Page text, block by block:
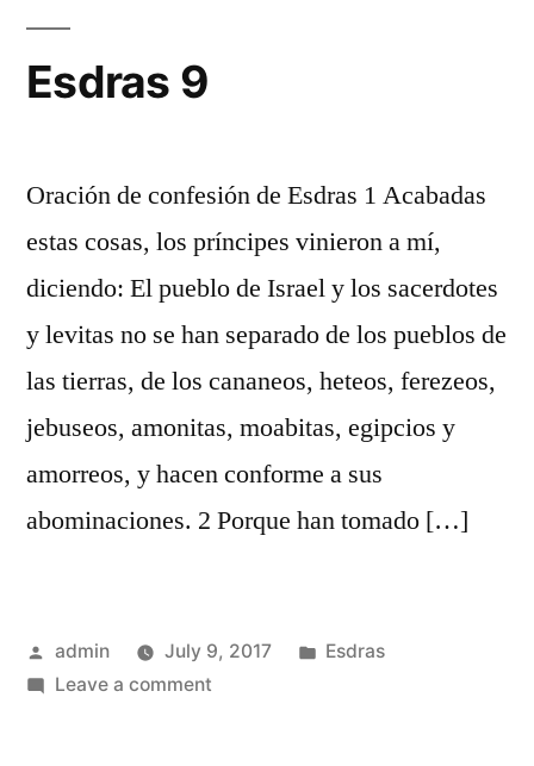
Esdras 9
Oración de confesión de Esdras 1 Acabadas
estas cosas, los príncipes vinieron a mí,
diciendo: El pueblo de Israel y los sacerdotes
y levitas no se han separado de los pueblos de
las tierras, de los cananeos, heteos, ferezeos,
jebuseos, amonitas, moabitas, egipcios y
amorreos, y hacen conforme a sus
abominaciones. 2 Porque han tomado […]
Posted
by
admin July 9, 2017
Posted
Esdras
Leave a commenton